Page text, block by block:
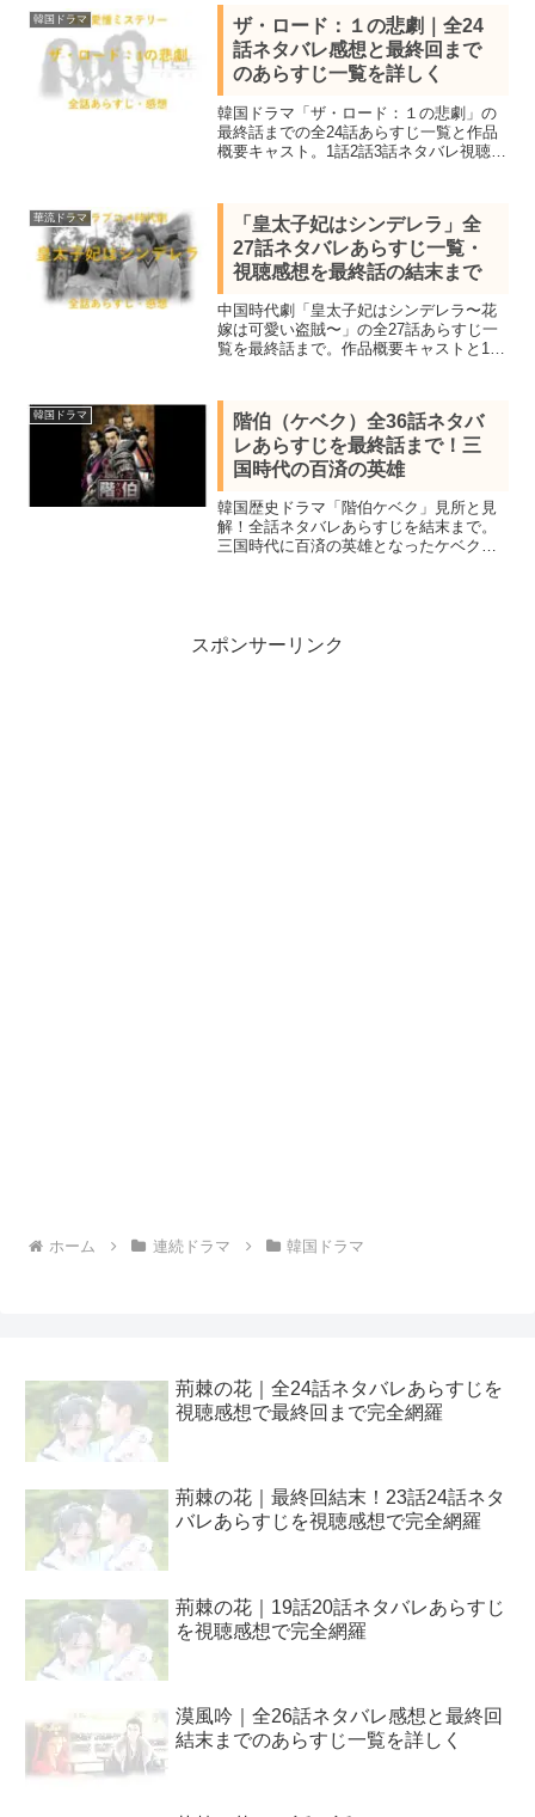
を交え詳しくネタバレします。
韓国ドラマ
ザ・ロード：１の悲劇｜全24
話ネタバレ感想と最終回まで
のあらすじ一覧を詳しく
韓国ドラマ「ザ・ロード：１の悲劇」の
最終話までの全24話あらすじ一覧と作品
概要キャスト。1話2話3話ネタバレ視聴感
起こった誘拐事件から始まる愛憎ミステ
リー。
華流ドラマ
「皇太子妃はシンデレラ」全
27話ネタバレあらすじ一覧・
視聴感想を最終話の結末まで
中国時代劇「皇太子妃はシンデレラ〜花
嫁は可愛い盗賊〜」の全27話あらすじ一
覧を最終話まで。作品概要キャストと1話
えた中国ラブコメ時代劇
韓国ドラマ
階伯（ケベク）全36話ネタバ
レあらすじを最終話まで！三
国時代の百済の英雄
韓国歴史ドラマ「階伯ケベク」見所と見
解！全話ネタバレあらすじを結末まで。
三国時代に百済の英雄となったケベク将
スポンサーリンク
ホーム 連続ドラマ 韓国ドラマ
荊棘の花｜全24話ネタバレあらすじを
視聴感想で最終回まで完全網羅
荊棘の花｜最終回結末！23話24話ネタ
バレあらすじを視聴感想で完全網羅
荊棘の花｜19話20話ネタバレあらすじ
を視聴感想で完全網羅
漠風吟｜全26話ネタバレ感想と最終回
結末までのあらすじ一覧を詳しく